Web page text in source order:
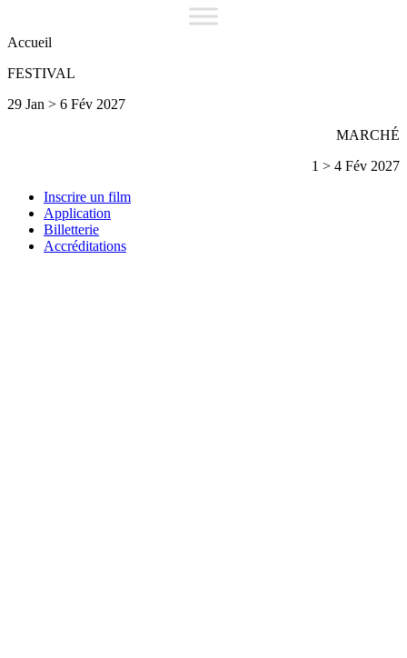
Accueil
FESTIVAL
29 Jan > 6 Fév 2027
MARCHÉ
1 > 4 Fév 2027
Inscrire un film
Application
Billetterie
Accréditations